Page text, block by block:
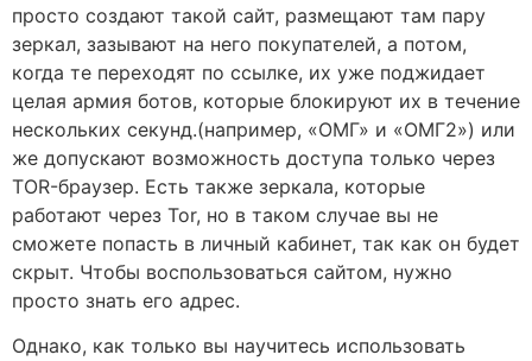
просто создают такой сайт, размещают там пару
зеркал, зазывают на него покупателей, а потом,
когда те переходят по ссылке, их уже поджидает
целая армия ботов, которые блокируют их в течение
нескольких секунд.(например, «ОМГ» и «ОМГ2») или
же допускают возможность доступа только через
TOR-браузер. Есть также зеркала, которые
работают через Tor, но в таком случае вы не
сможете попасть в личный кабинет, так как он будет
скрыт. Чтобы воспользоваться сайтом, нужно
просто знать его адрес.
Однако, как только вы научитесь использовать